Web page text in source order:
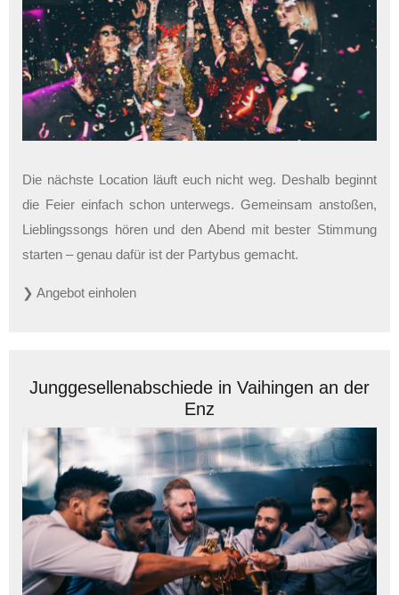
Die nächste Location läuft euch nicht weg. Deshalb beginnt
die Feier einfach schon unterwegs. Gemeinsam anstoßen,
Lieblingssongs hören und den Abend mit bester Stimmung
starten – genau dafür ist der Partybus gemacht.
❯ Angebot einholen
Junggesellenabschiede in Vaihingen an der
Enz